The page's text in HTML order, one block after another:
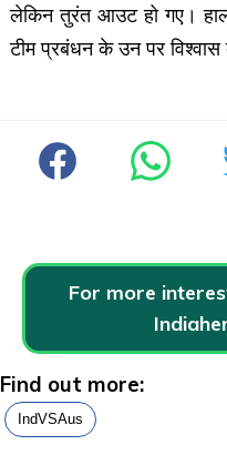
लेकिन तुरंत आउट हो गए।
टीम प्रबंधन के उन पर विश्वास
For more
Find out more:
IndVSAus